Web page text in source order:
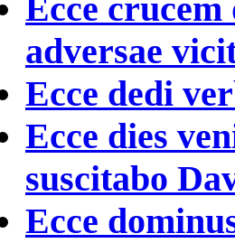
Ecce
adversae
Ecce dedi
Ecce dies
suscitabo
Ecce